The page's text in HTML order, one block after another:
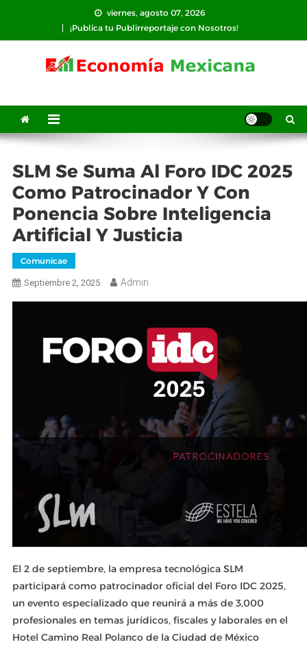
contenido
viernes, agosto 07, 2026
¡Publíca tu Publirreportaje con Nosotros!
SLM Se Suma Al Foro IDC 2025
Como Patrocinador Y Con
Ponencia Sobre Inteligencia
Artificial Y Justicia
Comunicae
Septiembre 2, 2025 Admin
El 2 de septiembre, la empresa tecnológica SLM
participará como patrocinador oficial del Foro IDC 2025,
un evento especializado que reunirá a más de 3,000
profesionales en temas jurídicos, fiscales y laborales en el
Hotel Camino Real Polanco de la Ciudad de México